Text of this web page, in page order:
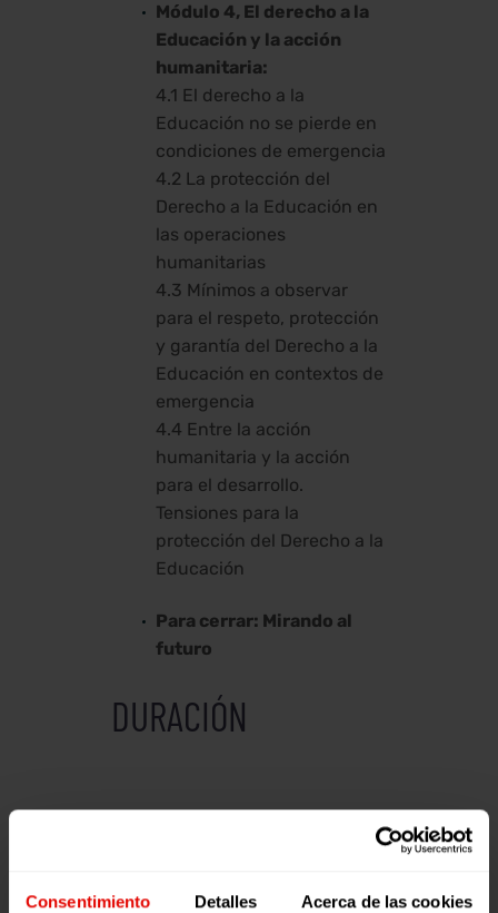
Consentimiento Detalles Acerca de las cookies
Módulo 4, El derecho a la
Educación y la acción
humanitaria:
4.1 El derecho a la
Educación no se pierde en
condiciones de emergencia
4.2 La protección del
Derecho a la Educación en
las operaciones
humanitarias
4.3 Mínimos a observar
para el respeto, protección
y garantía del Derecho a la
Educación en contextos de
emergencia
4.4 Entre la acción
humanitaria y la acción
para el desarrollo.
Tensiones para la
protección del Derecho a la
Educación
Para cerrar: Mirando al
futuro
DURACIÓN